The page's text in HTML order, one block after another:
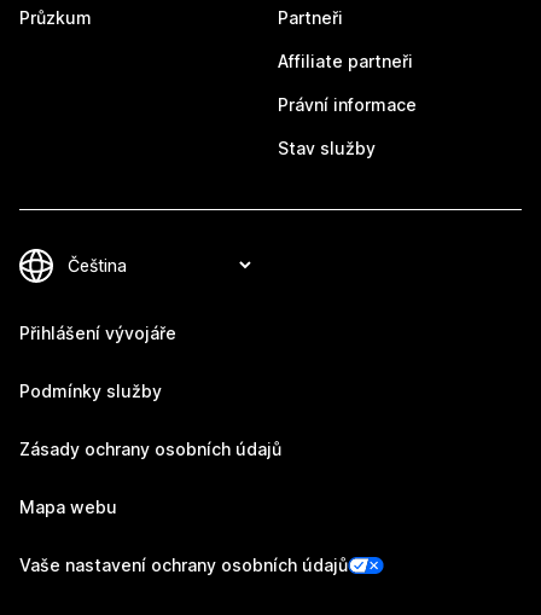
Průzkum Partneři
Affiliate partneři
Právní informace
Stav služby
Přihlášení vývojáře
Podmínky služby
Zásady ochrany osobních údajů
Mapa webu
Vaše nastavení ochrany osobních údajů